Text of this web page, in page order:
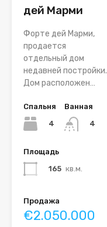
дей Марми
Форте дей Марми,
продается
отдельный дом
недавней постройки.
Дом расположен…
Спальня
4
Ванная
4
Площадь
165 кв.м.
Продажа
€2.050.000